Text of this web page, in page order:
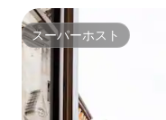
スーパーホスト
スーパーホスト